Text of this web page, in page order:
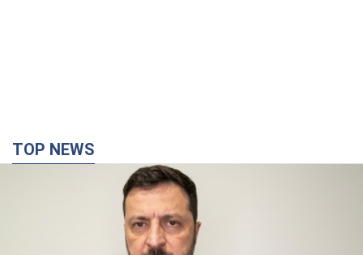
TOP NEWS